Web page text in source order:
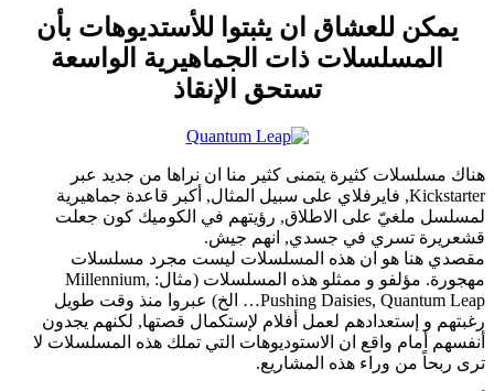
يمكن للعشاق ان يثبتوا للأستديوهات بأن
المسلسلات ذات الجماهيرية الواسعة
تستحق الإنقاذ
هناك مسلسلات كثيرة يتمنى كثير منا ان نراها من جديد عبر
Kickstarter, فايرفلاي على سبيل المثال, أكبر قاعدة جماهيرية
لمسلسل ملغيّ على الاطلاق, رؤيتهم في الكوميك كون جعلت
قشعريرة تسري في جسدي, انهم جيش.
مقصدي هنا هو ان هذه المسلسلات ليست مجرد مسلسلات
مهجورة. مؤلفو و ممثلو هذه المسلسلات (مثال: Millennium,
Pushing Daisies, Quantum Leap… الخ) عبروا منذ وقت طويل
رغبتهم و إستعدادهم لعمل أفلام لإستكمال قصتها, لكنهم يجدون
أنفسهم أمام واقع ان الاستوديوهات التي تملك هذه المسلسلات لا
ترى ربحاً من وراء هذه المشاريع.